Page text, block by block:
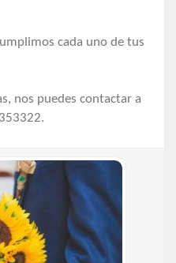
cada uno de tus
nos puedes contactar a